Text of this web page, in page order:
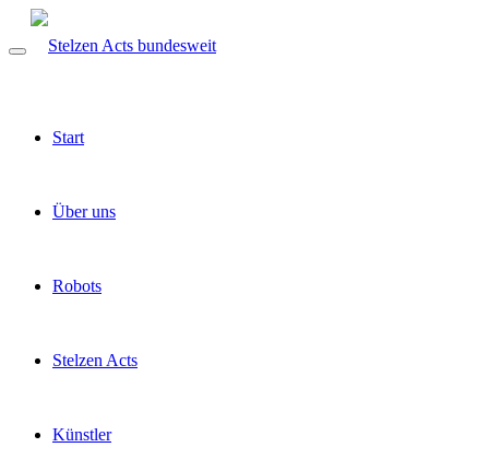
Start
Über uns
Robots
Stelzen Acts
Künstler